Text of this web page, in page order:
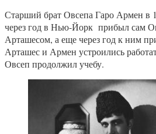
Старший брат Овсепа Гаро Армен
через год в Нью-Йорк прибыл сам
Арташесом, а еще через год к ним
Арташес и Армен устроились
Овсеп продолжил учебу.